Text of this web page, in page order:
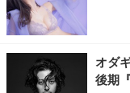
オダ
後期